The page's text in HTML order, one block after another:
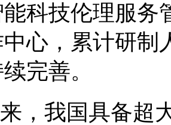
科技伦理服
心，累计研制
完善。
，我国具备超